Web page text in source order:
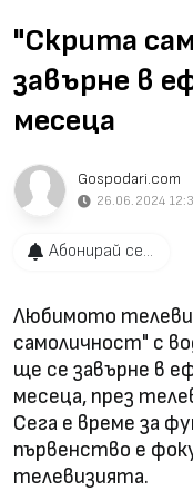
"Скрита
завърне в
месеца
Gospodari.com
26.06.2024
Абонирай се...
Любимото
самоличност" с
ще се завърне в
месеца, през
Сега е време за
първенство е
телевизията.